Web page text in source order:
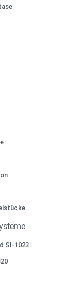
SI-1023